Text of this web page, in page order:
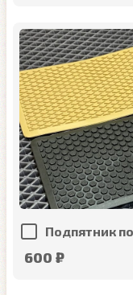
Подпятник
600 ₽